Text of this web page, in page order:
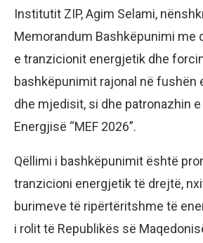
Institutit ZIP, Agim Selami,
Memorandum Bashkëpunimi me
e tranzicionit energjetik dhe
bashkëpunimit rajonal në fushën
dhe mjedisit, si dhe patronazhin
Energjisë “MEF 2026”.
Qëllimi i bashkëpunimit është
tranzicioni energjetik të drejtë,
burimeve të ripërtëritshme të
i rolit të Republikës së